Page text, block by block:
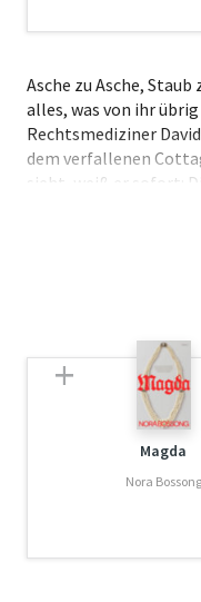
Asche zu Asche, Staub
alles, was von ihr
Rechtsmediziner
dem verfallenen
sieht, weiß er sofort:
seine Erkenntnisse
Magda
Nora Bossong